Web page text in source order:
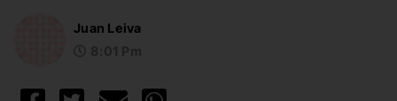
Juan Leiva